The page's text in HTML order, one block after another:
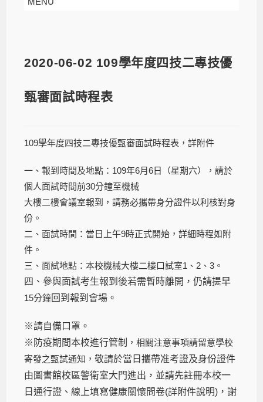
2020-06-02 109學年度四技二專技優
甄審面試時程表
109學年度四技二專技優甄審面試時程表，詳附件
一、報到時間及地點：109年6月6日（星期六），請於
個人面試時間前30分鐘至機械
大樓二樓會議室報到，請務必攜帶身分證件以利核對身
份。
二、面試時間：當日上午9時正式開始，詳細時程如附
件。
三、面試地點：本校機械大樓二樓口試室1、2、3。
四、參與面試考生報到後若需暫時離開，仍請提早
15分鐘回到報到會場。
※請自備口罩。
※防疫期間本校進行管制 ，相關注意事項請留意學校
寄發之甄試通知，敬請於當日攜帶准考證及身份證件
由圖書館校區警衛室大門進出，並請先註冊本校一
日通行證、線上填寫健康關懷問卷(詳附件說明)，謝